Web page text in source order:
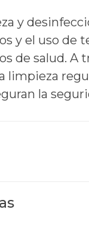
y
y el uso de
de salud. A
la